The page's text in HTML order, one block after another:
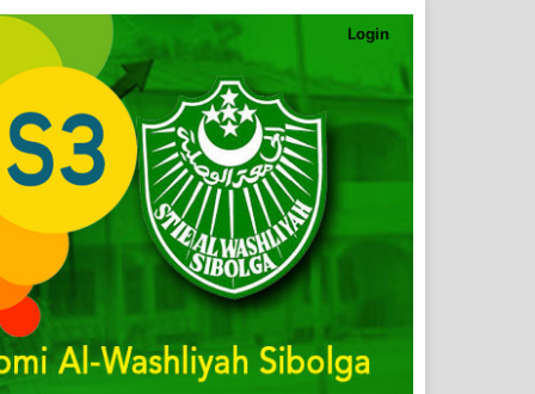
Login